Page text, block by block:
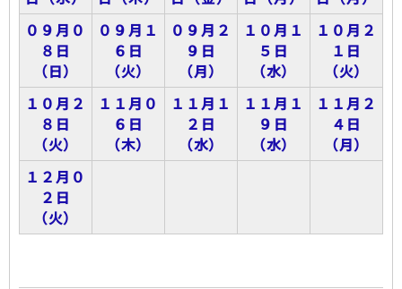
０９月０
８日
（日）
０９月１
６日
（火）
０９月２
９日
（月）
１０月１
５日
（水）
１０月２
１日
（火）
１０月２
８日
（火）
１１月０
６日
（木）
１１月１
２日
（水）
１１月１
９日
（水）
１１月２
４日
（月）
１２月０
２日
（火）